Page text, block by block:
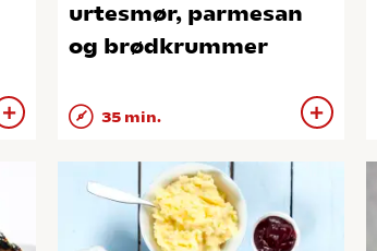
urtesmør, parmesan
og brødkrummer
35 min.